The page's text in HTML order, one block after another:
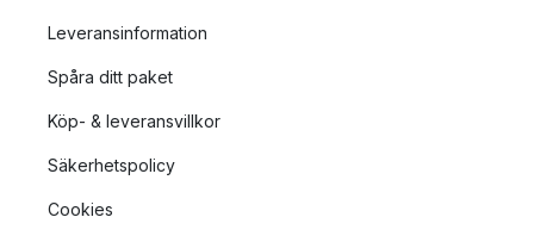
Leveransinformation
Spåra ditt paket
Köp- & leveransvillkor
Säkerhetspolicy
Cookies